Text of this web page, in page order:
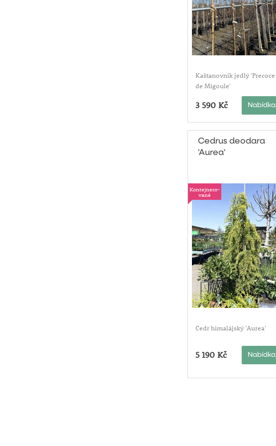
Kaštanovník jedlý 'Precoce
de Migoule'
3 590 Kč Nabídka
Cedrus deodara
'Aurea'
Kontejnero-
vané
Cedr himalájský 'Aurea'
5 190 Kč Nabídka